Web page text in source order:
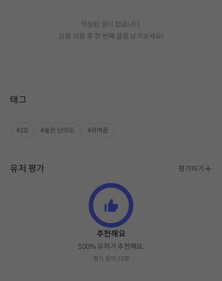
작성된 글이 없습니다.
상품 이용 후 첫 번째 글을 남겨보세요!
태그
#2D #높은 난이도 #귀여운
유저 평가 평가하기
추천해요
100% 유저가 추천해요.
평가 참여 13명